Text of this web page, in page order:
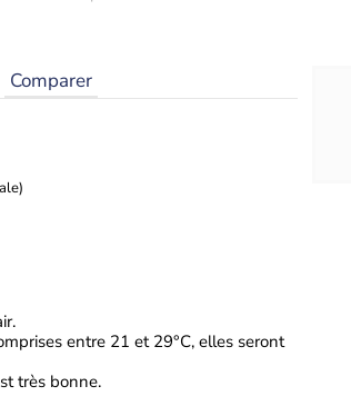
Comparer
entre 21 et 29°C, elles seront
très bonne.